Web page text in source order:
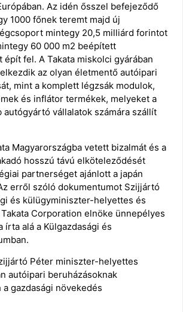
Az idén ősszel befejeződő
1000 főnek teremt majd új
mintegy 20,5 milliárd forintot
60 000 m2 beépített
fel. A Takata miskolci gyárában
az olyan életmentő autóipari
mint a komplett légzsák modulok,
és inflátor termékek, melyeket a
autógyártó vállalatok számára szállít
Magyarországba vetett bizalmát és a
hosszú távú elköteleződését
partnerséget ajánlott a japán
erről szóló dokumentumot Szijjártó
és külügyminiszter-helyettes és
Corporation elnöke ünnepélyes
írta alá a Külgazdasági és
Péter miniszter-helyettes
autóipari beruházásoknak
gazdasági növekedés